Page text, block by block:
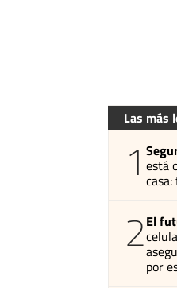
Las más
1 está
2El
por